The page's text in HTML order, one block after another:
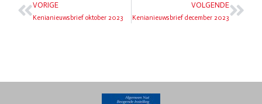
VORIGE
Kenianieuwsbrief oktober 2023
VOLGENDE
Kenianieuwsbrief december 2023